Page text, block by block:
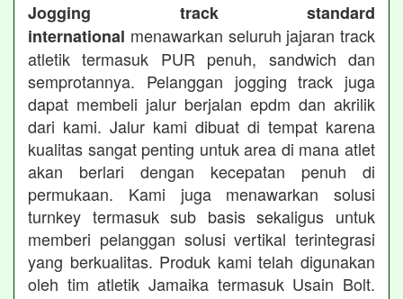
Jogging track standard
international menawarkan seluruh jajaran track
atletik termasuk PUR penuh, sandwich dan
semprotannya. Pelanggan jogging track juga
dapat membeli jalur berjalan epdm dan akrilik
dari kami. Jalur kami dibuat di tempat karena
kualitas sangat penting untuk area di mana atlet
akan berlari dengan kecepatan penuh di
permukaan. Kami juga menawarkan solusi
turnkey termasuk sub basis sekaligus untuk
memberi pelanggan solusi vertikal terintegrasi
yang berkualitas. Produk kami telah digunakan
oleh tim atletik Jamaika termasuk Usain Bolt.